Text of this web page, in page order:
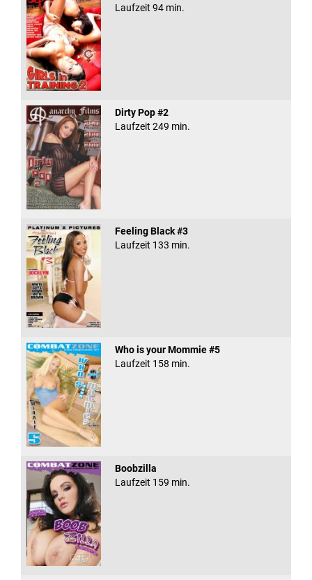
Laufzeit 94 min.
Dirty Pop #2
Laufzeit 249 min.
Feeling Black #3
Laufzeit 133 min.
Who is your Mommie #5
Laufzeit 158 min.
Boobzilla
Laufzeit 159 min.